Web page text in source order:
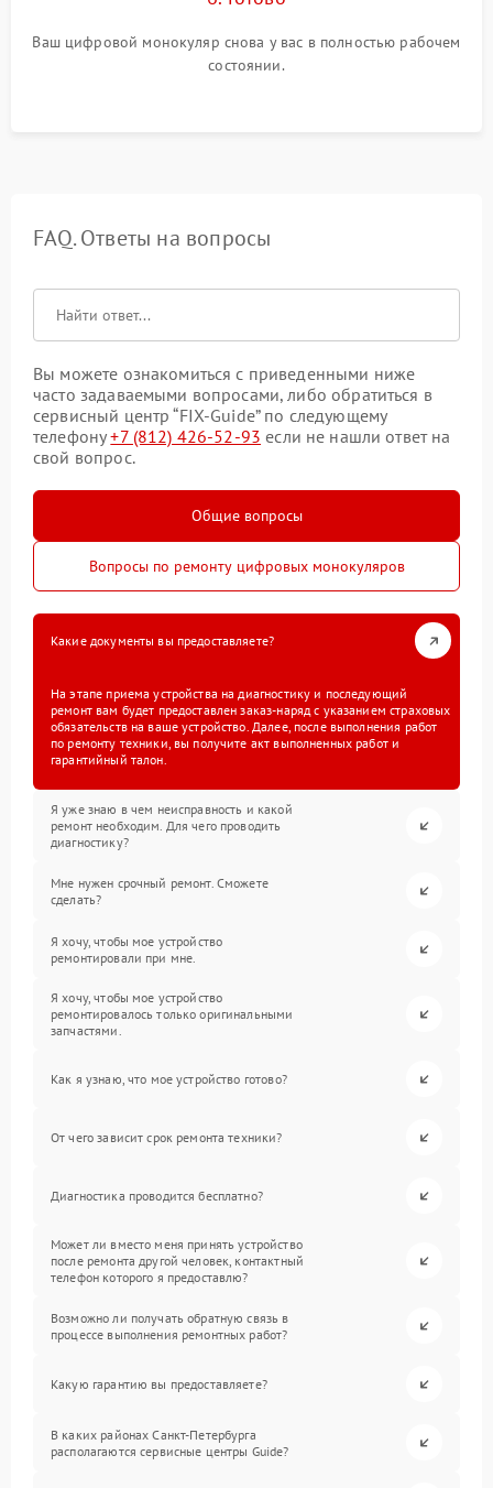
Ваш цифровой монокуляр снова у вас в полностью рабочем
состоянии.
FAQ. Ответы на вопросы
Вы можете ознакомиться с приведенными ниже
часто задаваемыми вопросами, либо обратиться в
сервисный центр “FIX-Guide” по следующему
телефону+7 (812) 426-52-93 если не нашли ответ на
свой вопрос.
Общие вопросы
Вопросы по ремонту цифровых монокуляров
Какие документы вы предоставляете?
На этапе приема устройства на диагностику и последующий
ремонт вам будет предоставлен заказ-наряд с указанием страховых
обязательств на ваше устройство. Далее, после выполнения работ
по ремонту техники, вы получите акт выполненных работ и
гарантийный талон.
Я уже знаю в чем неисправность и какой
ремонт необходим. Для чего проводить
диагностику?
Мне нужен срочный ремонт. Сможете
сделать?
Я хочу, чтобы мое устройство
ремонтировали при мне.
Я хочу, чтобы мое устройство
ремонтировалось только оригинальными
запчастями.
Как я узнаю, что мое устройство готово?
От чего зависит срок ремонта техники?
Диагностика проводится бесплатно?
Может ли вместо меня принять устройство
после ремонта другой человек, контактный
телефон которого я предоставлю?
Возможно ли получать обратную связь в
процессе выполнения ремонтных работ?
Какую гарантию вы предоставляете?
В каких районах Санкт-Петербурга
располагаются сервисные центры Guide?